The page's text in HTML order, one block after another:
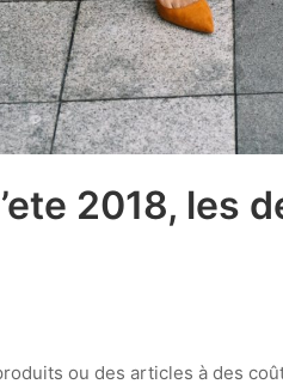
2018, les
ou des articles à des